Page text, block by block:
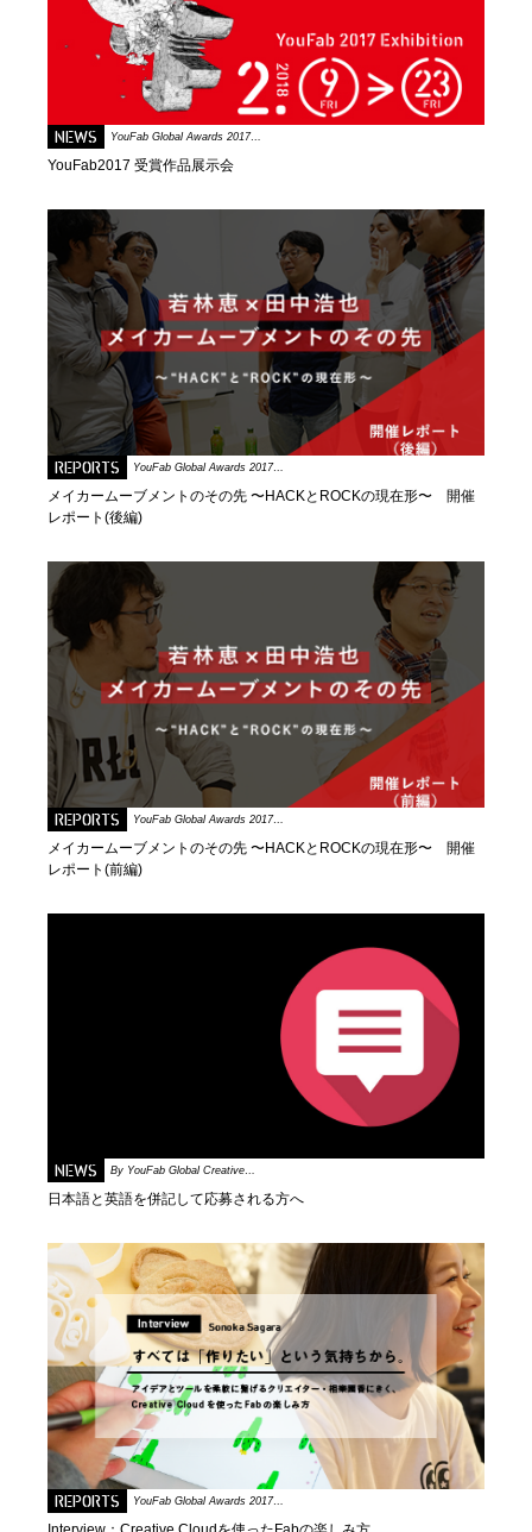
NEWS YouFab Global Awards 2017…
YouFab2017 受賞作品展示会
REPORTS YouFab Global Awards 2017…
メイカームーブメントのその先 〜HACKとROCKの現在形〜 開催
レポート(後編)
REPORTS YouFab Global Awards 2017…
メイカームーブメントのその先 〜HACKとROCKの現在形〜 開催
レポート(前編)
NEWS By YouFab Global Creative…
日本語と英語を併記して応募される方へ
REPORTS YouFab Global Awards 2017…